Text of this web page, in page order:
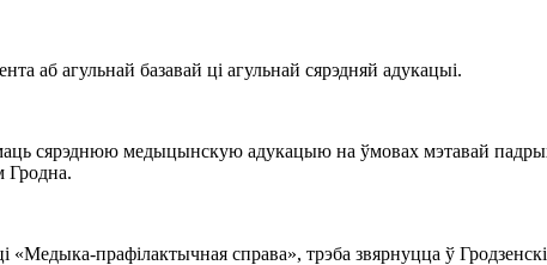
аб агульнай базавай ці агульнай сярэдняй адукацыi.
сярэднюю медыцынскую адукацыю на ўмовах мэтавай
Гродна.
прафілактычная справа», трэба звярнуцца ў Гродзенскі